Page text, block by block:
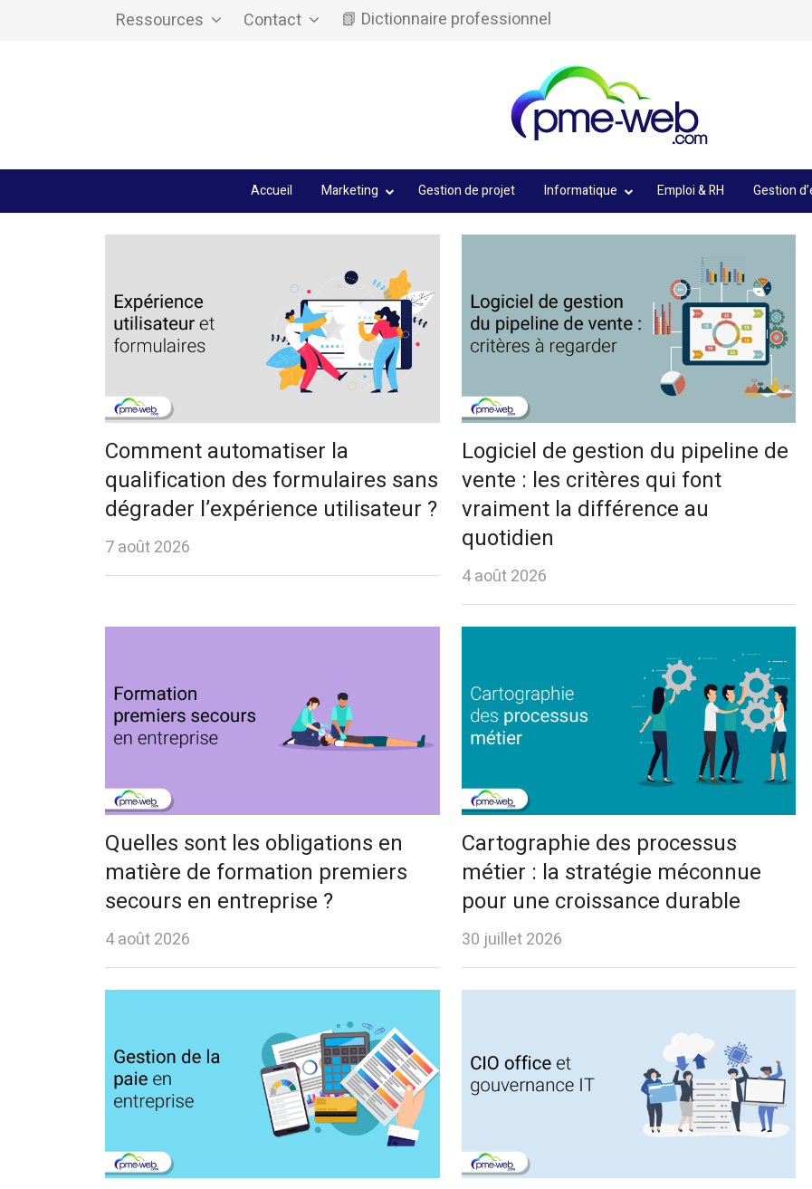
Ressources Contact 📗 Dictionnaire professionnel
Accueil Marketing Gestion de projet Informatique Emploi & RH Gestion
Comment automatiser la
qualification des formulaires sans
dégrader l’expérience utilisateur ?
7 août 2026
Logiciel de gestion du pipeline de
vente : les critères qui font
vraiment la différence au
quotidien
4 août 2026
Quelles sont les obligations en
matière de formation premiers
secours en entreprise ?
4 août 2026
Cartographie des processus
métier : la stratégie méconnue
pour une croissance durable
30 juillet 2026